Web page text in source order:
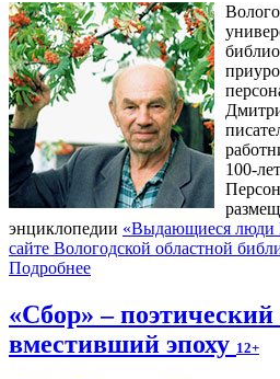
энциклопедии «Выдающиеся люди
сайте Вологодской областной
Подробнее
«Сбор» –
вместивший эпоху 12+